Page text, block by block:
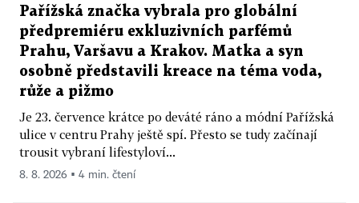
Pařížská značka vybrala pro globální
předpremiéru exkluzivních parfémů
Prahu, Varšavu a Krakov. Matka a syn
osobně představili kreace na téma voda,
růže a pižmo
Je 23. července krátce po deváté ráno a módní Pařížská
ulice v centru Prahy ještě spí. Přesto se tudy začínají
trousit vybraní lifestyloví...
8. 8. 2026 ▪ 4 min. čtení